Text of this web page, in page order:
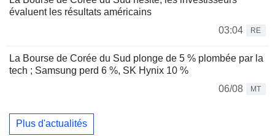
évaluent les résultats américains
03:04
RE
La Bourse de Corée du Sud plonge de 5 % plombée par la
tech ; Samsung perd 6 %, SK Hynix 10 %
06/08
MT
Plus d'actualités